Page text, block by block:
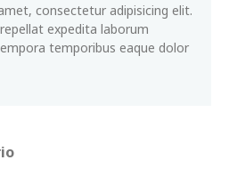
consectetur adipisicing elit.
expedita laborum
temporibus eaque dolor